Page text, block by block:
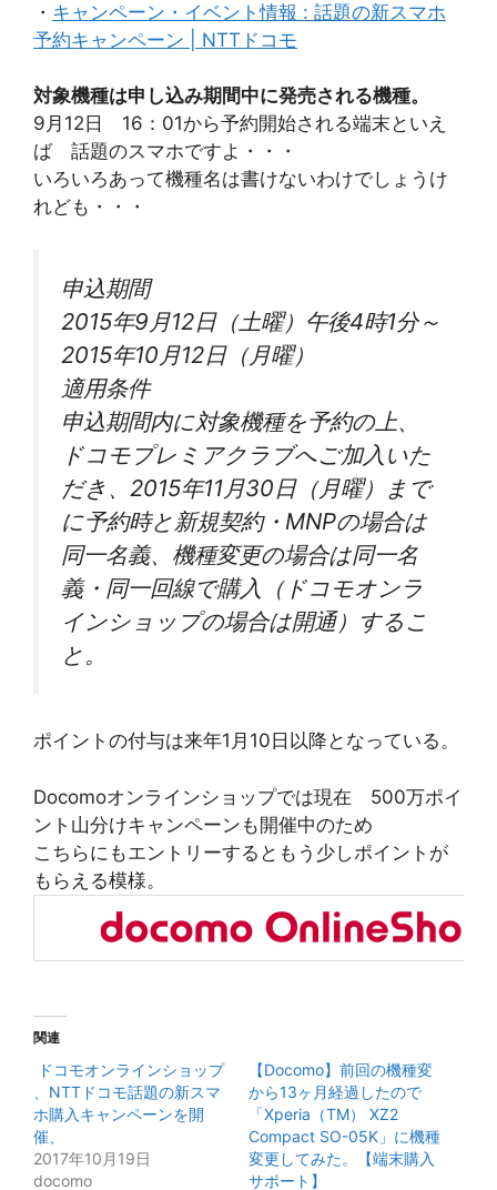
・ キャンペーン・イベント情報 : 話題の新スマホ
予約キャンペーン | NTTドコモ
対象機種は申し込み期間中に発売される機種。
9月12日 16：01から予約開始される端末といえ
ば 話題のスマホですよ・・・
いろいろあって機種名は書けないわけでしょうけ
れども・・・
申込期間
2015年9月12日（土曜）午後4時1分～
2015年10月12日（月曜）
適用条件
申込期間内に対象機種を予約の上、
ドコモプレミアクラブへご加入いた
だき、2015年11月30日（月曜）まで
に予約時と新規契約・MNPの場合は
同一名義、機種変更の場合は同一名
義・同一回線で購入（ドコモオンラ
インショップの場合は開通）するこ
と。
ポイントの付与は来年1月10日以降となっている。
Docomoオンラインショップでは現在 500万ポイ
ント山分けキャンペーンも開催中のため
こちらにもエントリーするともう少しポイントが
もらえる模様。
関連
ドコモオンラインショップ
、NTTドコモ話題の新スマ
ホ購入キャンペーンを開
催、
2017年10月19日
docomo
【Docomo】前回の機種変
から13ヶ月経過したので
「Xperia（TM） XZ2
Compact SO-05K」に機種
変更してみた。【端末購入
サポート】